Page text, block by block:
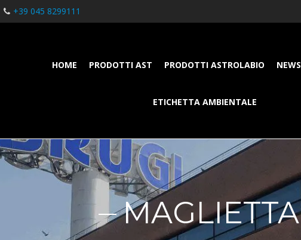
+39 045 8299111
HOME PRODOTTI AST PRODOTTI ASTROLABIO NEWS
ETICHETTA AMBIENTALE
MAGLIETTA